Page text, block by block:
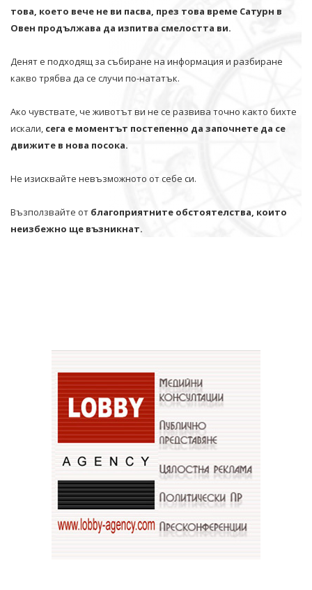
това, което вече не ви пасва, през това време Сатурн в
Овен продължава да изпитва смелостта ви.
Денят е подходящ за събиране на информация и разбиране
какво трябва да се случи по-нататък.
Ако чувствате, че животът ви не се развива точно както бихте
искали, сега е моментът постепенно да започнете да се
движите в нова посока.
Не изисквайте невъзможното от себе си.
Възползвайте от благоприятните обстоятелства, които
неизбежно ще възникнат.